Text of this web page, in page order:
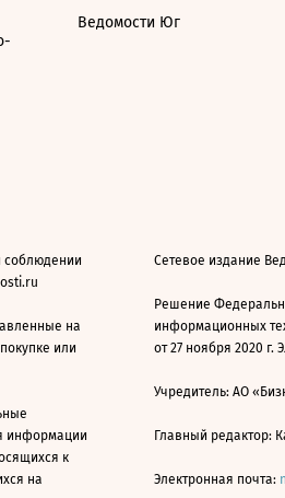
Ведомости Юг
соблюдении
на
или
информации
к
на
Сетевое издание
Решение
информационных
от 27 ноября 2020 г.
Учредитель: АО
Главный редактор:
Электронная почта: